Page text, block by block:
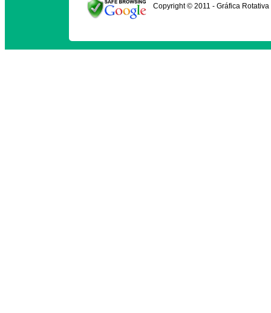
Copyright © 2011 - Gráfica